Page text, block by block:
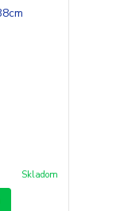
Skladom